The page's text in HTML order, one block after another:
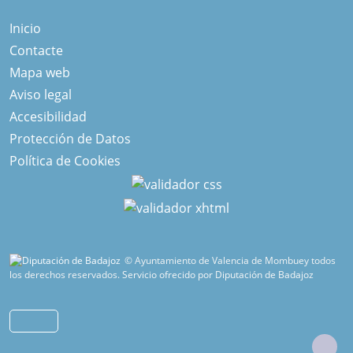
Inicio
Contacte
Mapa web
Aviso legal
Accesibilidad
Protección de Datos
Política de Cookies
© Ayuntamiento de Valencia de Mombuey todos
los derechos reservados.Servicio ofrecido por Diputación de Badajoz